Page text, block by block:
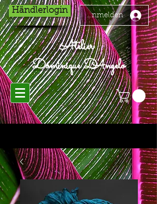
Händlerlogin
Anmelden
Atelier
Dominique D'Angelo